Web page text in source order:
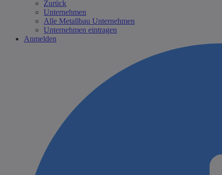
Zurück
Unternehmen
Alle Metallbau Unternehmen
Unternehmen eintragen
Anmelden